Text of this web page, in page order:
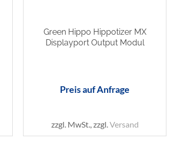
Green Hippo Hippotizer MX
Displayport Output Modul
Preis auf Anfrage
zzgl. MwSt., zzgl.Versand